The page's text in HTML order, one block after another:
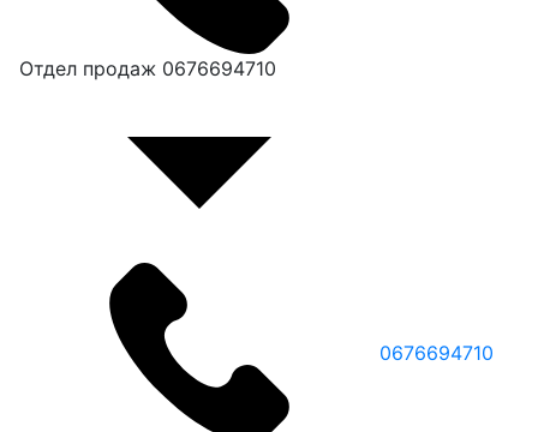
Отдел продаж 0676694710
0676694710